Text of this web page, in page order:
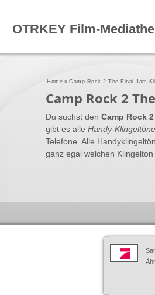
Camp Rock 2
Du suchst den Camp Rock
gibt es alle Handy-Klingeltöne
Telefone. Alle
ganz egal welchen Klingelton
Home »Camp Rock 2 The Final Jam
OTRKEY Film-